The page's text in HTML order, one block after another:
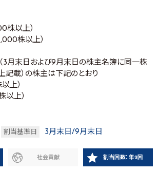
株以上）
株以上）
3月末日および9月末日の株主名簿に同一株
記載）の株主は下記のとおり
上）
以上）
割当基準日 3月末日/9月末日
社会貢献 割当回数：年2回